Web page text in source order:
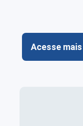
Acesse